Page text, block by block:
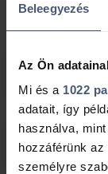
Beleegyezés
Az Ön
Mi és a 1022
adatait, így
használva,
hozzáférünk
személyre
kölcsön
Mit jelent a
esetében?
Mikor